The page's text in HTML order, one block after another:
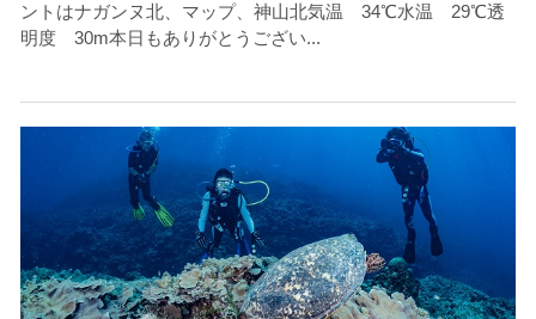
ントはナガンヌ北、マップ、神山北気温 34℃水温 29℃透
明度 30m本日もありがとうござい...